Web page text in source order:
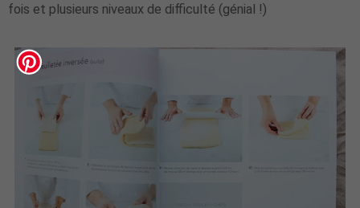
fois et plusieurs niveaux de difficulté (génial !)